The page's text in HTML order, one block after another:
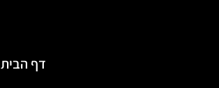
דף הבית